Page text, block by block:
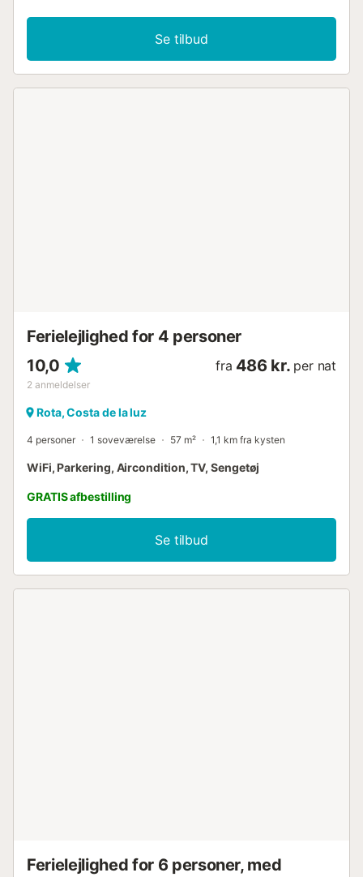
Se tilbud
Ferielejlighed for 4 personer
10,0
2 anmeldelser
fra 486 kr. per nat
Rota, Costa de la luz
4 personer 1 soveværelse 57 m² 1,1 km fra kysten
WiFi, Parkering, Aircondition, TV, Sengetøj
GRATIS afbestilling
Se tilbud
Ferielejlighed for 6 personer, med